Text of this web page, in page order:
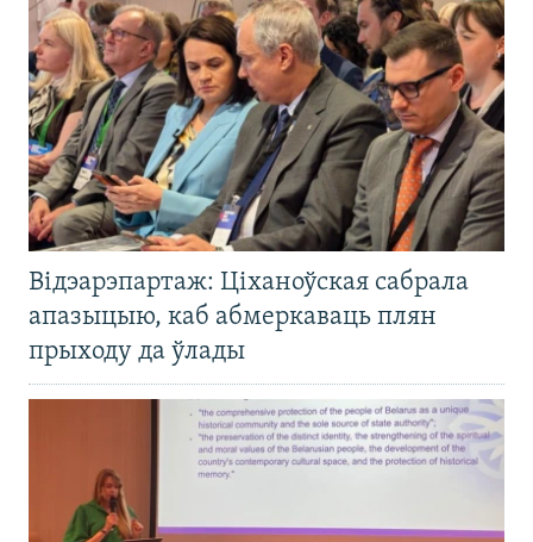
Відэарэпартаж: Ціханоўская сабрала
апазыцыю, каб абмеркаваць плян
прыходу да ўлады